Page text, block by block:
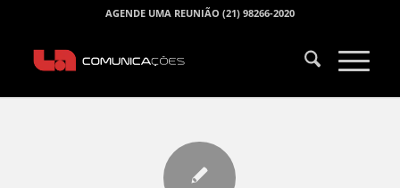
AGENDE UMA REUNIÃO (21) 98266-2020